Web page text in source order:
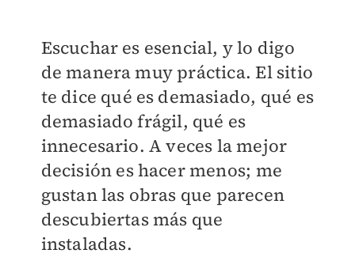
Escuchar es esencial, y lo digo
de manera muy práctica. El sitio
te dice qué es demasiado, qué es
demasiado frágil, qué es
innecesario. A veces la mejor
decisión es hacer menos; me
gustan las obras que parecen
descubiertas más que
instaladas.